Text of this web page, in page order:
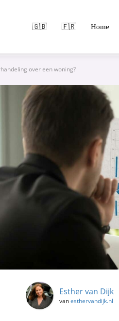
🇬🇧 🇫🇷 Home
over een woning?
Esther van Dijk
vanesthervandijk.nl